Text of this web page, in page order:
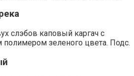
слэбов каповый каргач с
полимером зеленого цвета. Подс.